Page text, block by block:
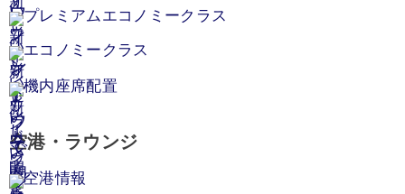
プレミアムエコノミークラス
エコノミークラス
機内座席配置
空港・ラウンジ
空港情報